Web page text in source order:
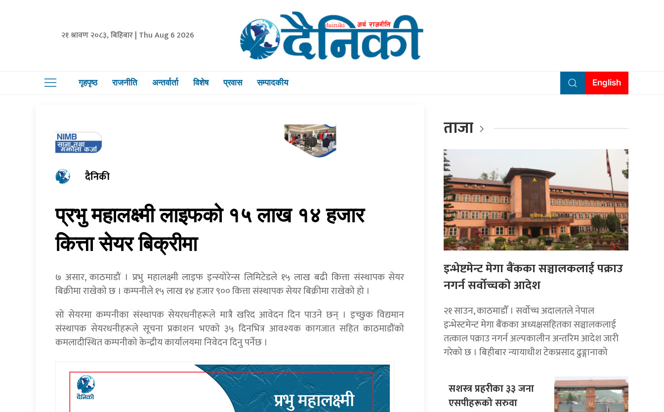
२१ श्रावण २०८३, बिहिबार | Thu Aug 6 2026
गृहपृष्ठ राजनीति अन्तर्वार्ता विशेष प्रवास सम्पादकीय English
दैनिकी
प्रभु महालक्ष्मी लाइफको १५ लाख १४ हजार
कित्ता सेयर बिक्रीमा
७ असार, काठमाडौं । प्रभु महालक्ष्मी लाइफ इन्स्योरेन्स लिमिटेडले १५ लाख बढी कित्ता संस्थापक सेयर
बिक्रीमा राखेको छ । कम्पनीले १५ लाख १४ हजार ९०० कित्ता संस्थापक सेयर बिक्रीमा राखेको हो ।
सो सेयरमा कम्पनीका संस्थापक सेयरधनीहरूले मात्रै खरिद आवेदन दिन पाउने छन् । इच्छुक विद्यमान
संस्थापक सेयरधनीहरूले सूचना प्रकाशन भएको ३५ दिनभित्र आवश्यक कागजात सहित काठमाडौंको
कमलादीस्थित कम्पनीको केन्द्रीय कार्यालयमा निवेदन दिनु पर्नेछ ।
ताजा
इन्भेष्टमेन्ट मेगा बैंकका सञ्चालकलाई पक्राउ
नगर्न सर्वोच्चको आदेश
२१ साउन, काठमाडाैँ । सर्वोच्च अदालतले नेपाल
इन्भेस्टमेन्ट मेगा बैंकका अध्यक्षसहितका सञ्चालकलाई
तत्काल पक्राउ नगर्न अल्पकालीन अन्तरिम आदेश जारी
गरेको छ । बिहीबार न्यायाधीश टेकप्रसाद ढुङ्गानाको
सशस्त्र प्रहरीका ३३ जना
एसपीहरूको सरुवा